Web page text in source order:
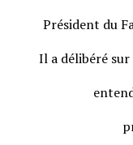
Président du
Il a délibéré